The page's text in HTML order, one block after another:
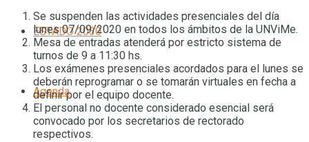
ESTADO 2030
Agenda
Se suspenden las actividades presenciales del día
lunes 07/09/2020 en todos los ámbitos de la UNViMe.
Mesa de entradas atenderá por estricto sistema de
turnos de 9 a 11:30 hs.
Los exámenes presenciales acordados para el lunes se
deberán reprogramar o se tomarán virtuales en fecha a
definir por el equipo docente.
El personal no docente considerado esencial será
convocado por los secretarios de rectorado
respectivos.